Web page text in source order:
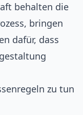
behalten die
bringen
dafür, dass
zu tun